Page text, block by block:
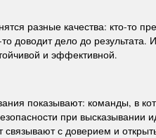
разные качества: кто-то
то доводит дело до
и эффективной.
показывают: команды, в
при высказывании
связывают с доверием и